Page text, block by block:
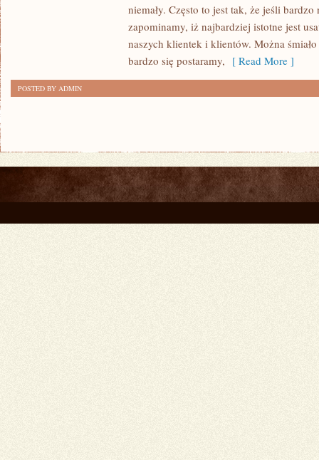
WYGLĄDU
niemały. Często to jest tak, że jeśli
zapominamy, iż najbardziej istotne jest
naszych klientek i klientów. Można
bardzo się postaramy, [ Read More ]
POSTED BY ADMIN